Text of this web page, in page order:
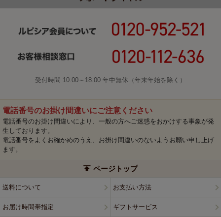
受付時間 10:00～18:00 年中無休（年末年始を除く）
電話番号のお掛け間違いにご注意ください
電話番号のお掛け間違いにより、一般の方へご迷惑をおかけする事象が発
生しております。
電話番号をよくお確かめのうえ、お掛け間違いのないようお願い申し上げ
ます。
ページトップ
送料について お支払い方法
お届け時間帯指定 ギフトサービス